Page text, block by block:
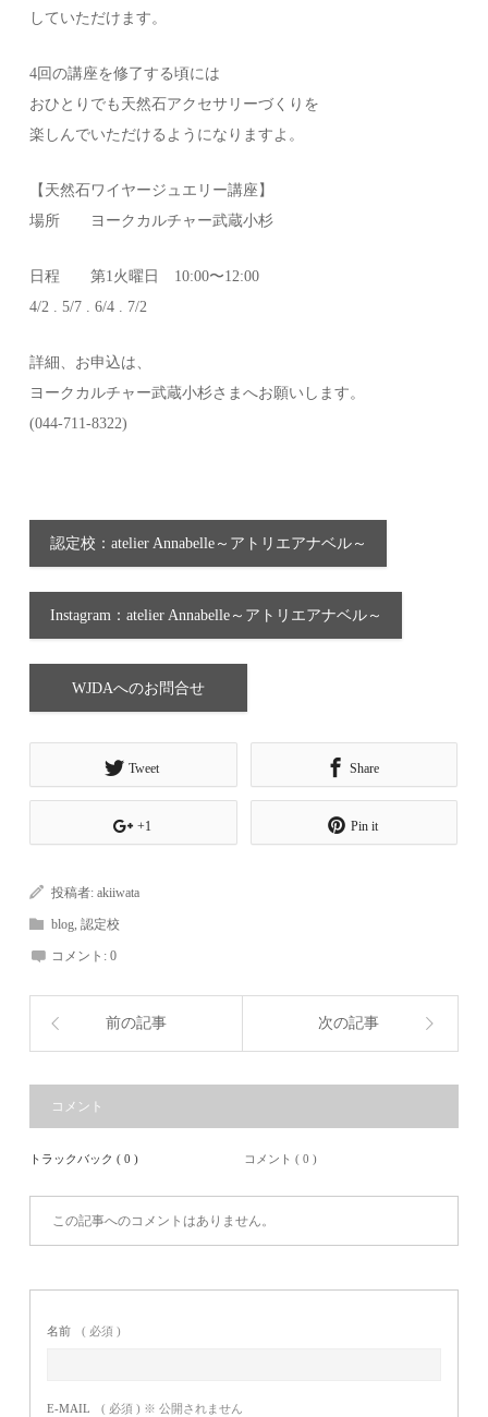
していただけます。
4回の講座を修了する頃には
おひとりでも天然石アクセサリーづくりを
楽しんでいただけるようになりますよ。
【天然石ワイヤージュエリー講座】
場所 ヨークカルチャー武蔵小杉
日程 第1火曜日 10:00〜12:00
4/2 . 5/7 . 6/4 . 7/2
詳細、お申込は、
ヨークカルチャー武蔵小杉さまへお願いします。
(044-711-8322)
認定校：atelier Annabelle～アトリエアナベル～
Instagram：atelier Annabelle～アトリエアナベル～
WJDAへのお問合せ
Tweet Share
+1 Pin it
投稿者:akiiwata
blog,認定校
コメント:0
前の記事 次の記事
コメント
トラックバック ( 0 ) コメント ( 0 )
この記事へのコメントはありません。
名前 ( 必須 )
E-MAIL ( 必須 ) ※ 公開されません